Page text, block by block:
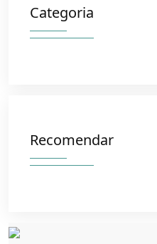
Categoria
Recomendar